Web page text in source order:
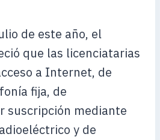
de este año, el
que las licenciatarias
a Internet, de
fija, de
suscripción mediante
y de